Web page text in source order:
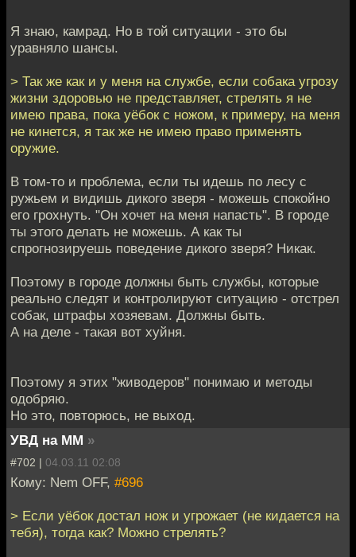
Я знаю, камрад. Но в той ситуации - это бы
уравняло шансы.
> Так же как и у меня на службе, если собака угрозу
жизни здоровью не представляет, стрелять я не
имею права, пока уёбок с ножом, к примеру, на меня
не кинется, я так же не имею право применять
оружие.
В том-то и проблема, если ты идешь по лесу с
ружьем и видишь дикого зверя - можешь спокойно
его грохнуть. "Он хочет на меня напасть". В городе
ты этого делать не можешь. А как ты
спрогнозируешь поведение дикого зверя? Никак.
Поэтому в городе должны быть службы, которые
реально следят и контролируют ситуацию - отстрел
собак, штрафы хозяевам. Должны быть.
А на деле - такая вот хуйня.
Поэтому я этих "живодеров" понимаю и методы
одобряю.
Но это, повторюсь, не выход.
УВД на ММ »
#702 | 04.03.11 02:08
Кому: Nem OFF, #696
> Если уёбок достал нож и угрожает (не кидается на
тебя), тогда как? Можно стрелять?